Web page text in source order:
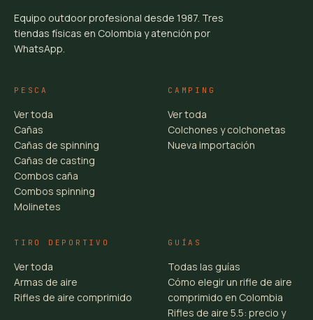
Equipo outdoor profesional desde 1987. Tres
tiendas físicas en Colombia y atención por
WhatsApp.
PESCA
Ver toda
Cañas
Cañas de spinning
Cañas de casting
Combos caña
Combos spinning
Molinetes
CAMPING
Ver toda
Colchones y colchonetas
Nueva importación
TIRO DEPORTIVO
Ver toda
Armas de aire
Rifles de aire comprimido
GUÍAS
Todas las guías
Cómo elegir un rifle de aire
comprimido en Colombia
Rifles de aire 5.5: precio y